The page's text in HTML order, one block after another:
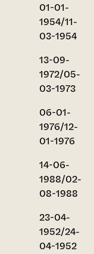
01-01-
1954/11-
03-1954
13-09-
1972/05-
03-1973
06-01-
1976/12-
01-1976
14-06-
1988/02-
08-1988
23-04-
1952/24-
04-1952